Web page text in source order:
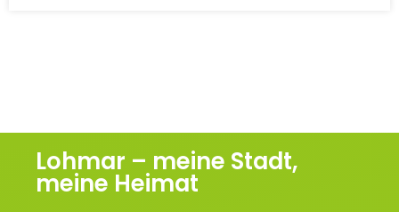
Lohmar – meine Stadt,
meine Heimat